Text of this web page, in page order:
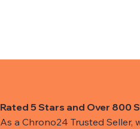
Rated 5 Stars and Over 800
As a Chrono24 Trusted